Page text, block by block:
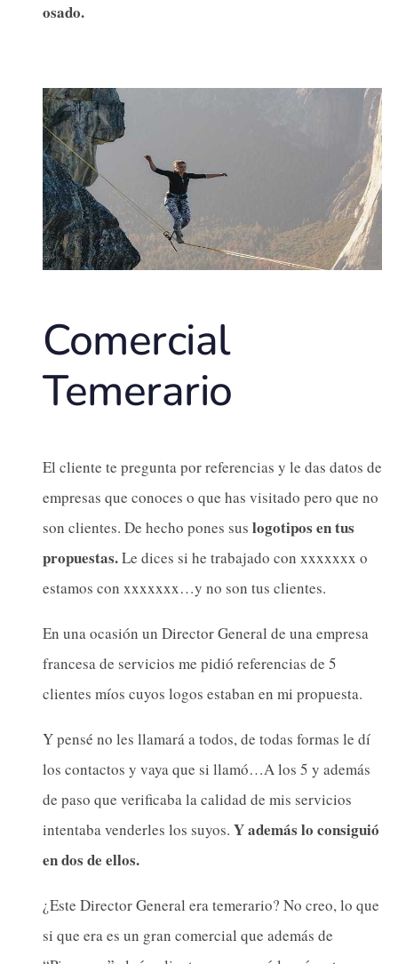
osado.
Comercial
Temerario
El cliente te pregunta por referencias y le das datos de
empresas que conoces o que has visitado pero que no
son clientes. De hecho pones sus logotipos en tus
propuestas.Le dices si he trabajado con xxxxxxx o
estamos con xxxxxxx…y no son tus clientes.
En una ocasión un Director General de una empresa
francesa de servicios me pidió referencias de 5
clientes míos cuyos logos estaban en mi propuesta.
Y pensé no les llamará a todos, de todas formas le dí
los contactos y vaya que si llamó…A los 5 y además
de paso que verificaba la calidad de mis servicios
intentaba venderles los suyos. Y además lo consiguió
en dos de ellos.
¿Este Director General era temerario? No creo, lo que
si que era es un gran comercial que además de